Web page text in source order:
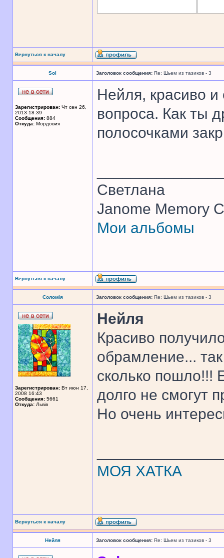
Вернуться к началу
Sol Заголовок сообщения: Re: Шьем из тазиков - 3
Зарегистрирован: Чт сен 26,
2013 18:39
Сообщения: 884
Откуда: Мордовия
Нейля, красиво и
вопроса. Как ты
полосочками
Светлана
Janome Memory
Мои альбомы
Вернуться к началу
Соломія Заголовок сообщения: Re: Шьем из тазиков - 3
Зарегистрирован: Вт июн 17,
2008 16:43
Сообщения: 5661
Откуда: Львів
Нейля
Красиво
обрамление...
сколько пошло!!!
долго не смогут
Но очень
МОЯ ХАТКА
Вернуться к началу
Нейля Заголовок сообщения: Re: Шьем из тазиков - 3